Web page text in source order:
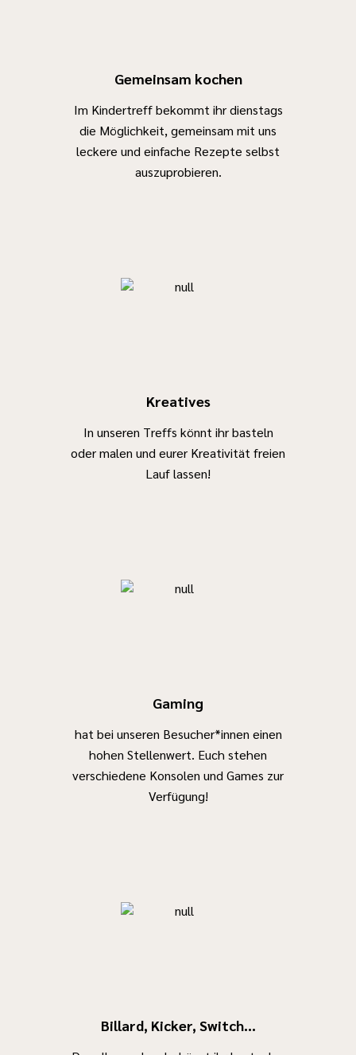
Gemeinsam kochen
Im Kindertreff bekommt ihr dienstags
die Möglichkeit, gemeinsam mit uns
leckere und einfache Rezepte selbst
auszuprobieren.
Kreatives
In unseren Treffs könnt ihr basteln
oder malen und eurer Kreativität freien
Lauf lassen!
Gaming
hat bei unseren Besucher*innen einen
hohen Stellenwert. Euch stehen
verschiedene Konsolen und Games zur
Verfügung!
Billard, Kicker, Switch...